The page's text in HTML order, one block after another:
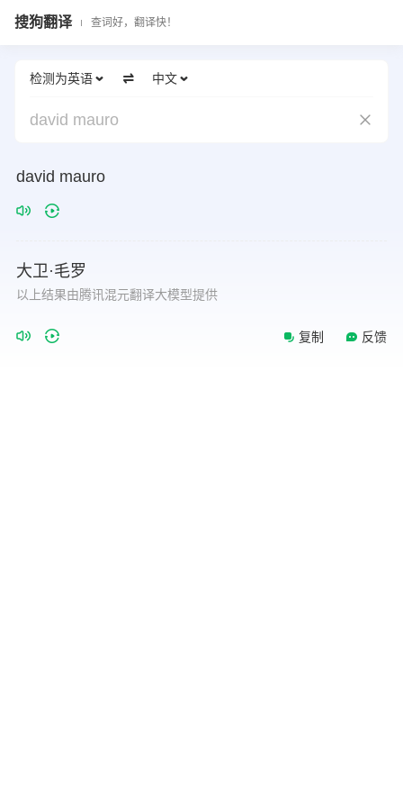
搜狗翻译 查词好，翻译快！
检测为英语 中文
david mauro
david mauro
大卫·毛罗
以上结果由腾讯混元翻译大模型提供
复制 反馈